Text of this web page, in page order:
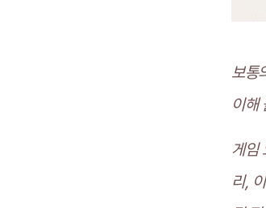
보통
이해
게임
리,